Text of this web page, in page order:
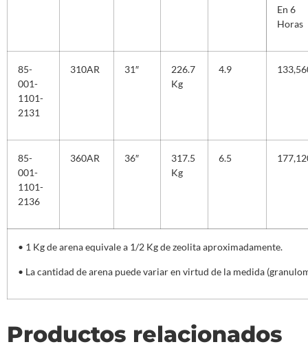
En 6
Horas
85-
001-
1101-
2131
310AR 31″
226.7
Kg
4.9
85-
001-
1101-
2136
360AR 36″
317.5
Kg
6.5
• 1 Kg de arena equivale a 1/2 Kg de zeolita aproximadamente.
• La cantidad de arena puede variar en virtud de la medida
Productos relacionados